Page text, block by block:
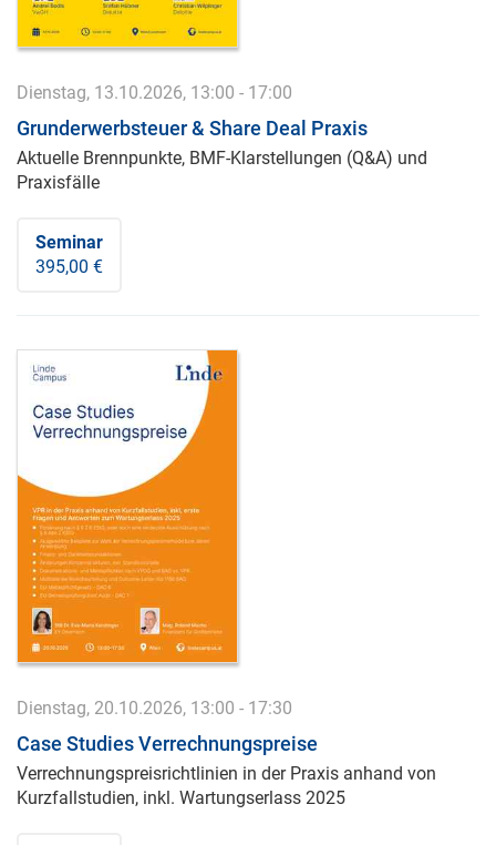
Dienstag, 13.10.2026, 13:00 - 17:00
Grunderwerbsteuer & Share Deal Praxis
Aktuelle Brennpunkte, BMF-Klarstellungen (Q&A) und
Praxisfälle
Seminar
395,00 €
Dienstag, 20.10.2026, 13:00 - 17:30
Case Studies Verrechnungspreise
Verrechnungspreisrichtlinien in der Praxis anhand von
Kurzfallstudien, inkl. Wartungserlass 2025